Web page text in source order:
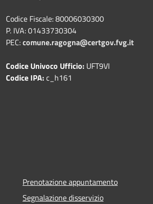
Codice Fiscale: 80006030300
P. IVA: 01433730304
PEC:comune.ragogna@certgov.fvg.it
Codice Univoco Ufficio: UFT9VI
Codice IPA:c_h161
Prenotazione appuntamento
Segnalazione disservizio